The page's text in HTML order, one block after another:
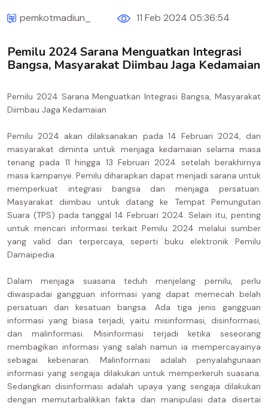
pemkotmadiun_ 11 Feb 2024 05:36:54
Pemilu 2024 Sarana Menguatkan Integrasi
Bangsa, Masyarakat Diimbau Jaga Kedamaian
Pemilu 2024 Sarana Menguatkan Integrasi Bangsa, Masyarakat
Diimbau Jaga Kedamaian
Pemilu 2024 akan dilaksanakan pada 14 Februari 2024, dan
masyarakat diminta untuk menjaga kedamaian selama masa
tenang pada 11 hingga 13 Februari 2024 setelah berakhirnya
masa kampanye. Pemilu diharapkan dapat menjadi sarana untuk
memperkuat integrasi bangsa dan menjaga persatuan.
Masyarakat diimbau untuk datang ke Tempat Pemungutan
Suara (TPS) pada tanggal 14 Februari 2024. Selain itu, penting
untuk mencari informasi terkait Pemilu 2024 melalui sumber
yang valid dan terpercaya, seperti buku elektronik Pemilu
Damaipedia.
Dalam menjaga suasana teduh menjelang pemilu, perlu
diwaspadai gangguan informasi yang dapat memecah belah
persatuan dan kesatuan bangsa. Ada tiga jenis gangguan
informasi yang biasa terjadi, yaitu misinformasi, disinformasi,
dan malinformasi. Misinformasi terjadi ketika seseorang
membagikan informasi yang salah namun ia mempercayainya
sebagai kebenaran. Malinformasi adalah penyalahgunaan
informasi yang sengaja dilakukan untuk memperkeruh suasana.
Sedangkan disinformasi adalah upaya yang sengaja dilakukan
dengan memutarbalikkan fakta dan manipulasi data disertai